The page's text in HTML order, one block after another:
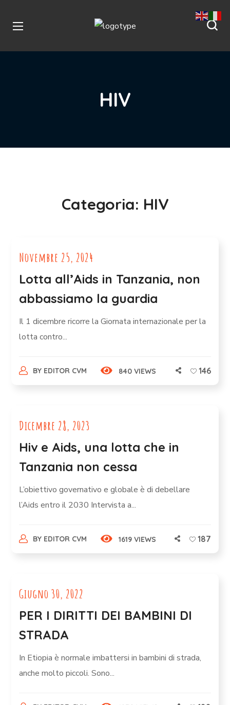
HIV
Categoria: HIV
Novembre 25, 2024
Lotta all’Aids in Tanzania, non
abbassiamo la guardia
Il 1 dicembre ricorre la Giornata internazionale per la
lotta contro...
BY EDITOR CVM 840 VIEWS 146
Dicembre 28, 2023
Hiv e Aids, una lotta che in
Tanzania non cessa
L’obiettivo governativo e globale è di debellare
l’Aids entro il 2030 Intervista a...
BY EDITOR CVM 1619 VIEWS 187
Giugno 30, 2022
PER I DIRITTI DEI BAMBINI DI
STRADA
In Etiopia è normale imbattersi in bambini di strada,
anche molto piccoli. Sono...